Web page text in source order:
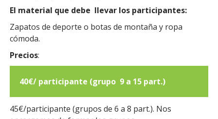
El material que debe llevar los participantes:
Zapatos de deporte o botas de montaña y ropa
cómoda.
Precios:
40€/ participante (grupo 9 a 15 part.)
45€/participante (grupos de 6 a 8 part.). Nos